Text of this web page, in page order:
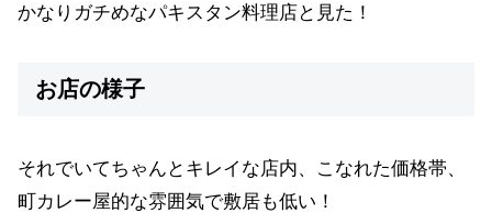
かなりガチめなパキスタン料理店と見た！
お店の様子
それでいてちゃんとキレイな店内、こなれた価格帯、
町カレー屋的な雰囲気で敷居も低い！